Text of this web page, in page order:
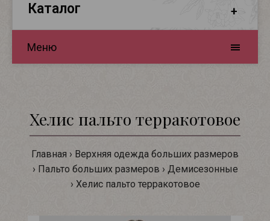
Каталог
Меню
Хелис пальто терракотовое
Главная
Верхняя одежда больших размеров
Пальто больших размеров
Демисезонные
Хелис пальто терракотовое